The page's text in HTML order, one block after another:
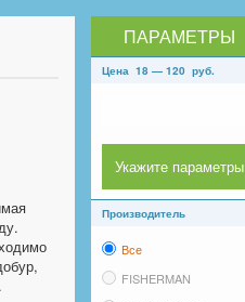
ПАРАМЕТРЫ
Цена 18 — 120руб.
Укажите параметры
Производитель
Все
FISHERMAN